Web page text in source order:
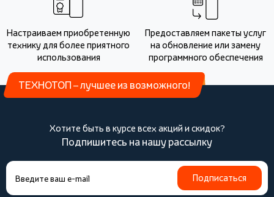
Настраиваем приобретенную
технику для более приятного
использования
Предоставляем пакеты услуг
на обновление или замену
программного обеспечения
ТЕХНОТОП – лучшее из возможного!
Хотите быть в курсе всех акций и скидок?
Подпишитесь на нашу рассылку
Подписаться